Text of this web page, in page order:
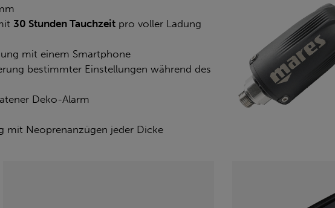
30 Stunden Tauchzeit pro voller Ladung
mit einem Smartphone
bestimmter Einstellungen während des
Deko-Alarm
mit Neoprenanzügen jeder Dicke